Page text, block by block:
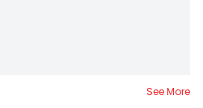
See More